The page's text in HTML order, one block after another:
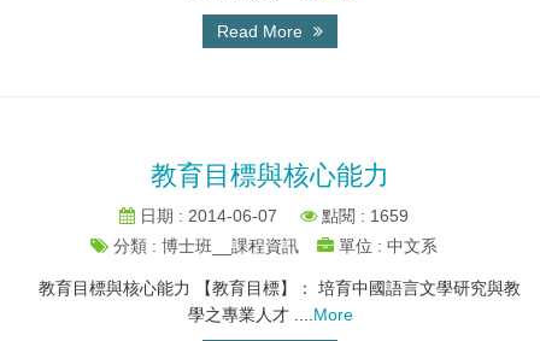
Read More
教育目標與核心能力
日期 : 2014-06-07
點閱 : 1659
分類 : 博士班__課程資訊
單位 : 中文系
教育目標與核心能力 【教育目標】： 培育中國語言文學研究與教
學之專業人才 .... More